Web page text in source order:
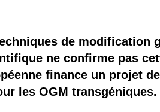
des OGM ?
de modification
ne confirme pas
finance un projet
les OGM transgéniques.